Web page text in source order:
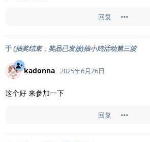
回复
于(抽奖结束，奖品已发放)抽小鸡活动第三波
kadonna 2025年6月26日
这个好 来参加一下
回复